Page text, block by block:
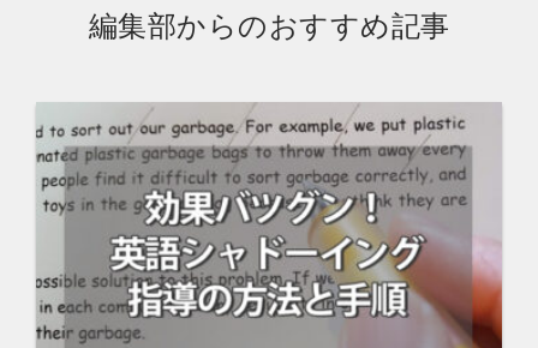
編集部からのおすすめ記事